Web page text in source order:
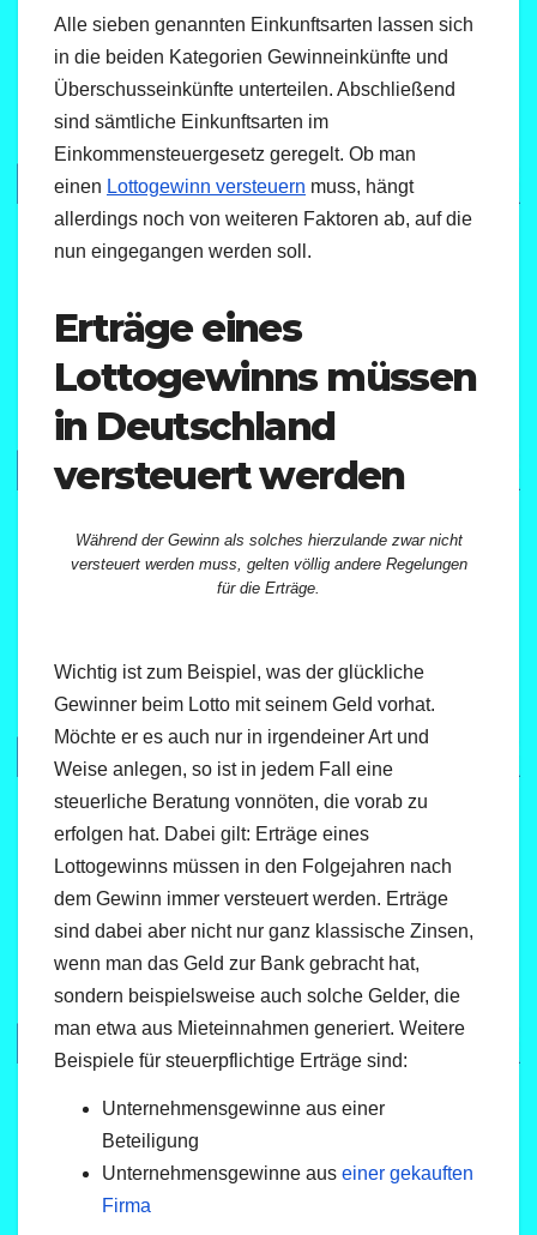
Alle sieben genannten Einkunftsarten lassen sich
in die beiden Kategorien Gewinneinkünfte und
Überschusseinkünfte unterteilen. Abschließend
sind sämtliche Einkunftsarten im
Einkommensteuergesetz geregelt. Ob man
einen Lottogewinn versteuern muss, hängt
allerdings noch von weiteren Faktoren ab, auf die
nun eingegangen werden soll.
Erträge eines
Lottogewinns müssen
in Deutschland
versteuert werden
Während der Gewinn als solches hierzulande zwar nicht
versteuert werden muss, gelten völlig andere Regelungen
für die Erträge.
Wichtig ist zum Beispiel, was der glückliche
Gewinner beim Lotto mit seinem Geld vorhat.
Möchte er es auch nur in irgendeiner Art und
Weise anlegen, so ist in jedem Fall eine
steuerliche Beratung vonnöten, die vorab zu
erfolgen hat. Dabei gilt: Erträge eines
Lottogewinns müssen in den Folgejahren nach
dem Gewinn immer versteuert werden. Erträge
sind dabei aber nicht nur ganz klassische Zinsen,
wenn man das Geld zur Bank gebracht hat,
sondern beispielsweise auch solche Gelder, die
man etwa aus Mieteinnahmen generiert. Weitere
Beispiele für steuerpflichtige Erträge sind:
Unternehmensgewinne aus einer
Beteiligung
Unternehmensgewinne aus einer gekauften
Firma